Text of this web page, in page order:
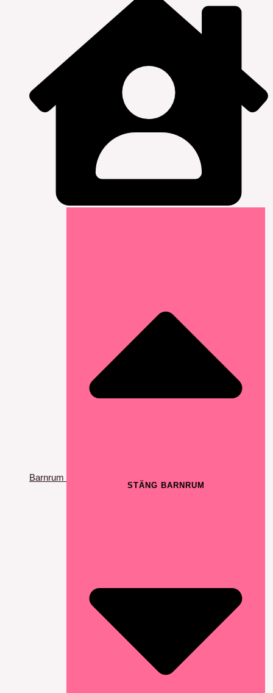
Barnrum
STÄNG BARNRUM